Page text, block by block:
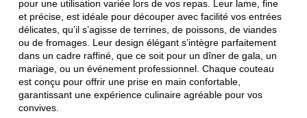
pour une utilisation variée lors de vos repas. Leur lame, fine
et précise, est idéale pour découper avec facilité vos entrées
délicates, qu’il s’agisse de terrines, de poissons, de viandes
ou de fromages. Leur design élégant s’intègre parfaitement
dans un cadre raffiné, que ce soit pour un dîner de gala, un
mariage, ou un événement professionnel. Chaque couteau
est conçu pour offrir une prise en main confortable,
garantissant une expérience culinaire agréable pour vos
convives.